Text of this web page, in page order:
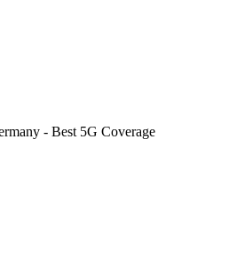
- Best 5G Coverage